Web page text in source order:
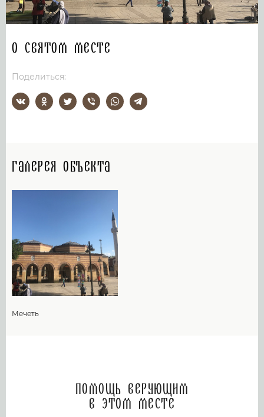
О святом месте
Поделиться:
Галерея объекта
Мечеть
Помощь верующим
в этом месте